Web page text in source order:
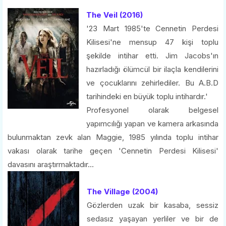
The Veil (2016)
'23 Mart 1985'te Cennetin Perdesi
Kilisesi'ne mensup 47 kişi toplu
şekilde intihar etti. Jim Jacobs'ın
hazırladığı ölümcül bir ilaçla kendilerini
ve çocuklarını zehirlediler. Bu A.B.D
tarihindeki en büyük toplu intihardır.'
Profesyonel olarak belgesel
yapımcılığı yapan ve kamera arkasında
bulunmaktan zevk alan Maggie, 1985 yılında toplu intihar
vakası olarak tarihe geçen 'Cennetin Perdesi Kilisesi'
davasını araştırmaktadır...
The Village (2004)
Gözlerden uzak bir kasaba, sessiz
sedasız yaşayan yerliler ve bir de